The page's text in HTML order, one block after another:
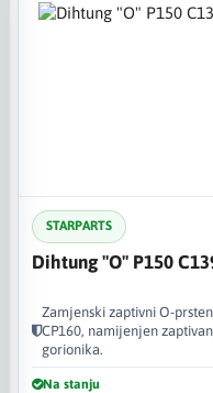
STARPARTS
Dihtung "O" P150
Zamjenski zaptivni O-
CP160, namijenjen
gorionika.
Na stanju